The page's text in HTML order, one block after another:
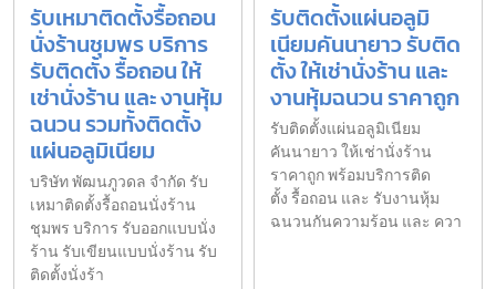
รับเหมาติดตั้งรื้อถอน
นั่งร้านชุมพร บริการ
รับติดตั้ง รื้อถอน ให้
เช่านั่งร้าน และ งานหุ้ม
ฉนวน รวมทั้งติดตั้ง
แผ่นอลูมิเนียม
บริษัท พัฒนภูวดล จำกัด รับ
เหมาติดตั้งรื้อถอนนั่งร้าน
ชุมพร บริการ รับออกแบบนั่ง
ร้าน รับเขียนแบบนั่งร้าน รับ
ติดตั้งนั่งร้า
รับติดตั้งแผ่นอลูมิ
เนียมคันนายาว รับติด
ตั้ง ให้เช่านั่งร้าน และ
งานหุ้มฉนวน ราคาถูก
รับติดตั้งแผ่นอลูมิเนียม
คันนายาว ให้เช่านั่งร้าน
ราคาถูก พร้อมบริการติด
ตั้ง รื้อถอน และ รับงานหุ้ม
ฉนวนกันความร้อน และ ควา